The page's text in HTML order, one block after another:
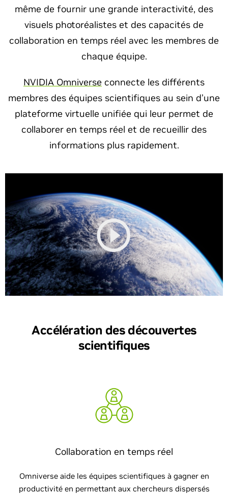
même de fournir une grande interactivité, des
visuels photoréalistes et des capacités de
collaboration en temps réel avec les membres de
chaque équipe.
NVIDIA Omniverse connecte les différents
membres des équipes scientifiques au sein d’une
plateforme virtuelle unifiée qui leur permet de
collaborer en temps réel et de recueillir des
informations plus rapidement.
Accélération des découvertes
scientifiques
Collaboration en temps réel
Omniverse aide les équipes scientifiques à gagner en
productivité en permettant aux chercheurs dispersés